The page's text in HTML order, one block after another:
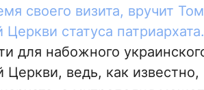
своего визита, вручит
статуса патриархата.
для набожного
ведь, как